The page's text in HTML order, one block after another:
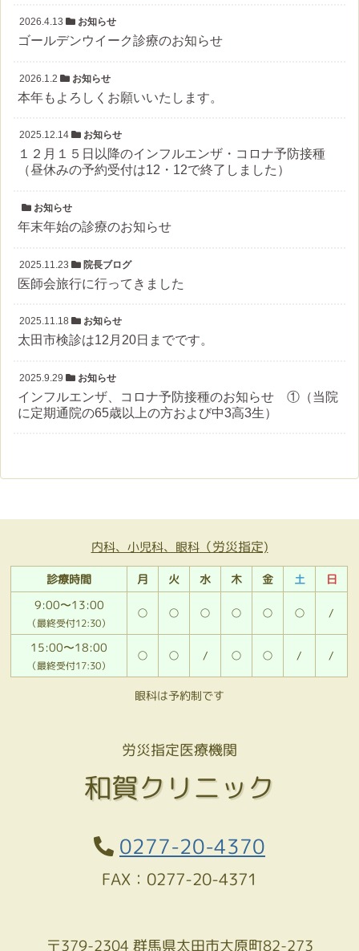
2026.4.13 お知らせ
ゴールデンウイーク診療のお知らせ
2026.1.2 お知らせ
本年もよろしくお願いいたします。
2025.12.14 お知らせ
１２月１５日以降のインフルエンザ・コロナ予防接種
（昼休みの予約受付は12・12で終了しました）
お知らせ
年末年始の診療のお知らせ
2025.11.23 院長ブログ
医師会旅行に行ってきました
2025.11.18 お知らせ
太田市検診は12月20日までです。
2025.9.29 お知らせ
インフルエンザ、コロナ予防接種のお知らせ ①（当院
に定期通院の65歳以上の方および中3高3生）
内科、小児科、眼科（労災指定)
診療時間 月 火 水 木 金 土
日
9:00〜13:00
（最終受付12:30）
○ ○ ○ ○ ○ ○ /
15:00〜18:00
（最終受付17:30）
○ ○ / ○ ○ / /
眼科は予約制です
労災指定医療機関
和賀クリニック
0277-20-4370
FAX：0277-20-4371
〒379-2304 群馬県太田市大原町82-273